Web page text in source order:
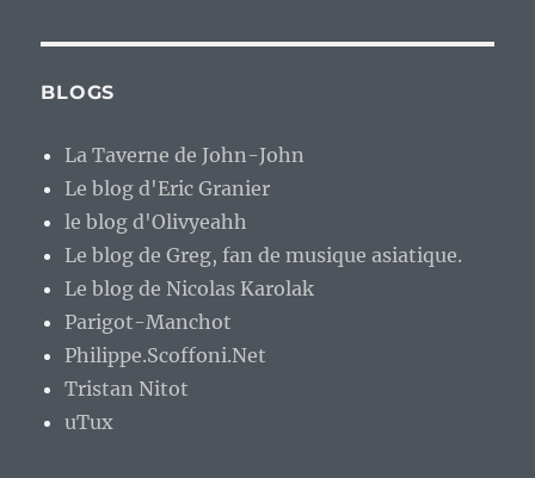
BLOGS
La Taverne de John-John
Le blog d'Eric Granier
le blog d'Olivyeahh
Le blog de Greg, fan de musique asiatique.
Le blog de Nicolas Karolak
Parigot-Manchot
Philippe.Scoffoni.Net
Tristan Nitot
uTux